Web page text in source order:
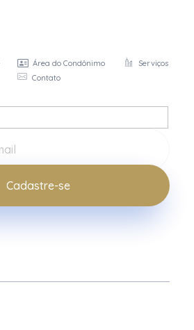
Área do Condônimo
Serviços
Contato